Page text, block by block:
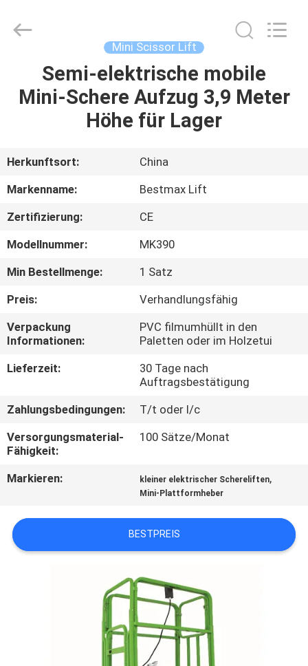
HAUSE
ÜBER
UNS
WERKSBESICHTIGUNG
QUALITÄTSKONTROLLE
KONTAKT
MIT
NEUIGKEITEN
BITTE UM
ANGEBOT
DATENSCHUTZRICHTLINIE
LTD.
Mini Scissor Lift
Semi-elektrische mobile
Mini-Schere Aufzug 3,9 Meter
Höhe für Lager
Herkunftsort:
China
Markenname:
Bestmax Lift
Zertifizierung:
CE
Modellnummer:
MK390
Min Bestellmenge:
1 Satz
Preis:
Verhandlungsfähig
Verpackung
Informationen:
PVC filmumhüllt in den
Paletten oder im Holzetui
Lieferzeit:
30 Tage nach
Auftragsbestätigung
Zahlungsbedingungen:
T/t oder l/c
Versorgungsmaterial-
Fähigkeit:
100 Sätze/Monat
Markieren: kleiner elektrischer Schereliften,
Mini-Plattformheber
BESTPREIS